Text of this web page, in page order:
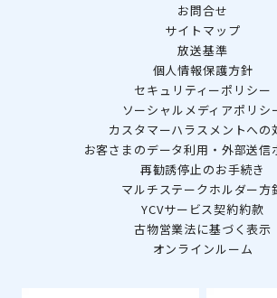
お問合せ
サイトマップ
放送基準
個人情報保護方針
セキュリティーポリシー
ソーシャルメディアポリシ
カスタマーハラスメントへの
お客さまのデータ利用・外部送信
再勧誘停止のお手続き
マルチステークホルダー方
YCVサービス契約約款
古物営業法に基づく表示
オンラインルーム